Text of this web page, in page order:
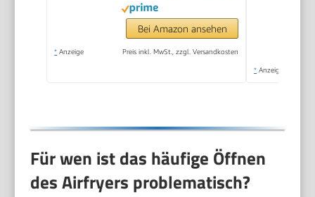
Bei Amazon ansehen
* Anzeige Preis inkl. MwSt., zzgl. Versandkosten
* Anzeige
Für wen ist das häufige Öffnen
des Airfryers problematisch?